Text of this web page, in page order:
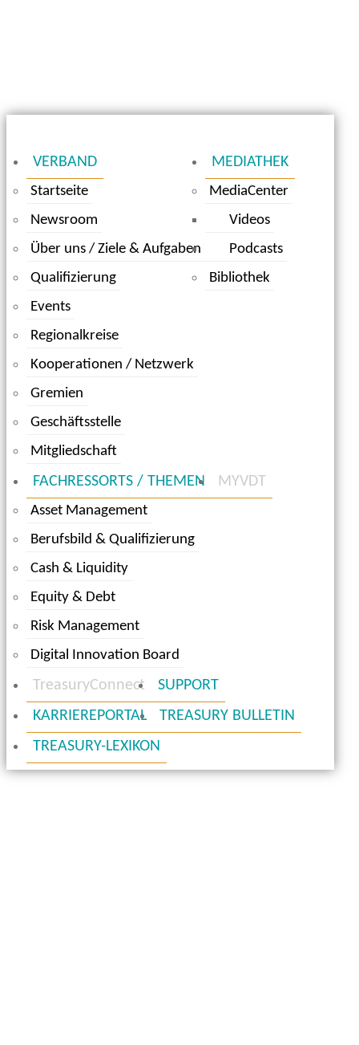
VERBAND
Startseite
Newsroom
Über uns / Ziele & Aufgaben
Qualifizierung
Events
Regionalkreise
Kooperationen / Netzwerk
Gremien
Geschäftsstelle
Mitgliedschaft
MEDIATHEK
MediaCenter
Videos
Podcasts
Bibliothek
FACHRESSORTS / THEMEN
Asset Management
Berufsbild & Qualifizierung
Cash & Liquidity
Equity & Debt
Risk Management
Digital Innovation Board
MYVDT
TreasuryConnect
SUPPORT
KARRIEREPORTAL
TREASURY BULLETIN
TREASURY-LEXIKON